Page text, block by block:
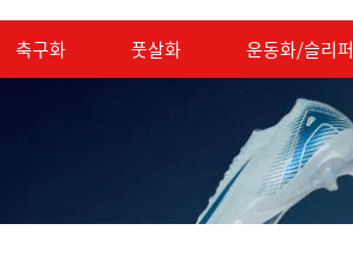
축구화 풋살화 운동화/슬리퍼